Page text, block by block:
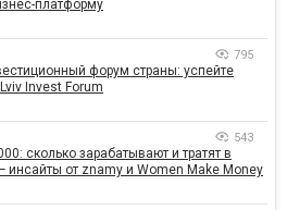
платформу
795
форум страны: успейте
Invest Forum
543
сколько зарабатывают и тратят в
инсайты от znamy и Women Make Money